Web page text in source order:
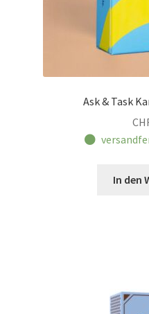
Ask & Task
In den